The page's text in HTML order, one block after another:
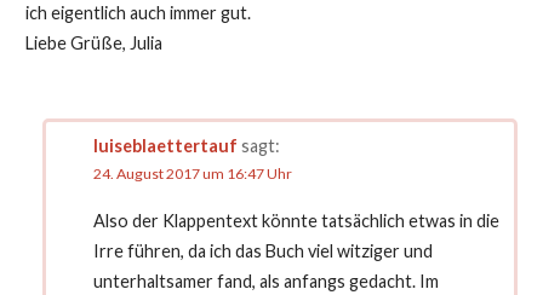
ich eigentlich auch immer gut.
Liebe Grüße, Julia
luiseblaettertauf sagt:
24. August 2017 um 16:47 Uhr
Also der Klappentext könnte tatsächlich etwas in die
Irre führen, da ich das Buch viel witziger und
unterhaltsamer fand, als anfangs gedacht. Im